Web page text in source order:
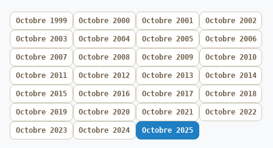
Octobre 1999 Octobre 2000 Octobre 2001 Octobre 2002
Octobre 2003 Octobre 2004 Octobre 2005 Octobre 2006
Octobre 2007 Octobre 2008 Octobre 2009 Octobre 2010
Octobre 2011 Octobre 2012 Octobre 2013 Octobre 2014
Octobre 2015 Octobre 2016 Octobre 2017 Octobre 2018
Octobre 2019 Octobre 2020 Octobre 2021 Octobre 2022
Octobre 2023 Octobre 2024 Octobre 2025